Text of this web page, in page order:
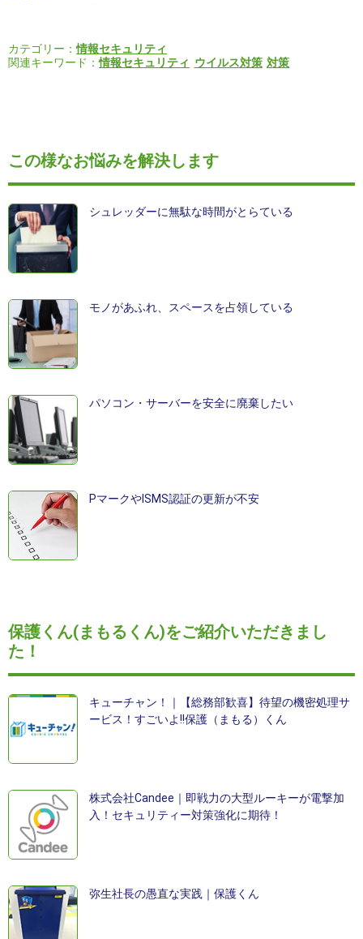
カテゴリー：情報セキュリティ
関連キーワード：情報セキュリティ ウイルス対策 対策
この様なお悩みを解決します
シュレッダーに無駄な時間がとらている
モノがあふれ、スペースを占領している
パソコン・サーバーを安全に廃棄したい
PマークやISMS認証の更新が不安
保護くん(まもるくん)をご紹介いただきまし
た！
キューチャン！｜【総務部歓喜】待望の機密処理サ
ービス！すごいよ!!保護（まもる）くん
株式会社Candee｜即戦力の大型ルーキーが電撃加
入！セキュリティー対策強化に期待！
弥生社長の愚直な実践｜保護くん